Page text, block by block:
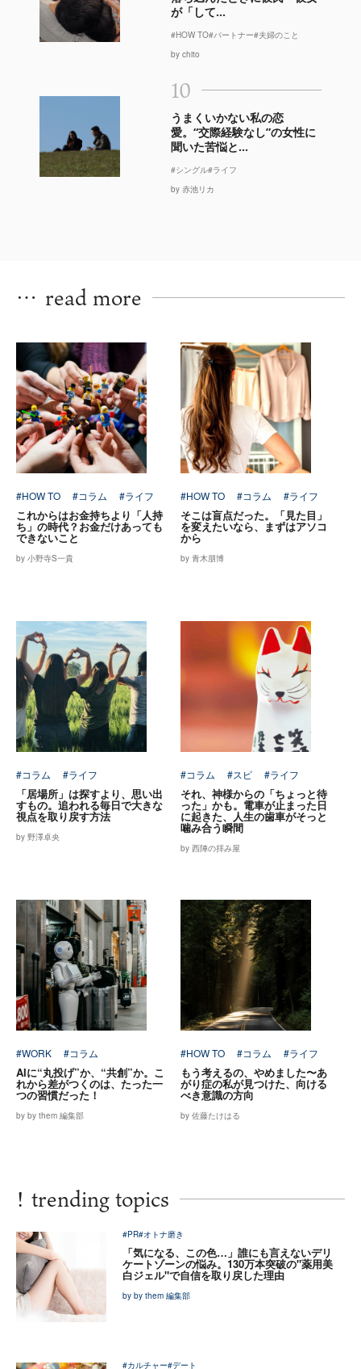
が「して...
#HOW TO#パートナー#夫婦のこと
by chito
10
うまくいかない私の恋
愛。“交際経験なし”の女性に
聞いた苦悩と...
#シングル#ライフ
by 赤池リカ
… read more
#HOW TO #コラム #ライフ
これからはお金持ちより「人持
ち」の時代？お金だけあっても
できないこと
by 小野寺S一貴
#HOW TO #コラム #ライフ
そこは盲点だった。「見た目」
を変えたいなら、まずはアソコ
から
by 青木朋博
#コラム #ライフ
「居場所」は探すより、思い出
すもの。追われる毎日で大きな
視点を取り戻す方法
by 野澤卓央
#コラム #スピ #ライフ
それ、神様からの「ちょっと待
った」かも。電車が止まった日
に起きた、人生の歯車がそっと
噛み合う瞬間
by 西陣の拝み屋
#WORK #コラム
AIに“丸投げ”か、“共創”か。こ
れから差がつくのは、たった一
つの習慣だった！
by by them 編集部
#HOW TO #コラム #ライフ
もう考えるの、やめました〜あ
がり症の私が見つけた、向ける
べき意識の方向
by 佐藤たけはる
! trending topics
#PR#オトナ磨き
「気になる、この色…」誰にも言えないデリ
ケートゾーンの悩み。130万本突破の"薬用美
白ジェル"で自信を取り戻した理由
by by them 編集部
#カルチャー#デート